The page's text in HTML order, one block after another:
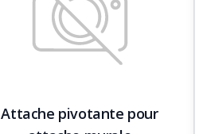
Attache pivotante pour